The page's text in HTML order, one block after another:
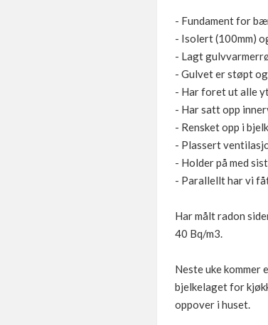
- Fundament for
- Isolert (100mm)
- Lagt
- Gulvet er støpt
- Har foret ut alle
- Har satt opp
- Rensket opp i
- Plassert
- Holder på med
- Parallellt har vi
Har målt radon
40 Bq/m3.
Neste uke
bjelkelaget for
oppover i huset.